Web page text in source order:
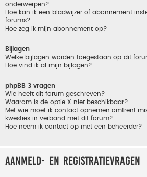
onderwerpen?
Hoe kan ik een bladwijzer of abonnement
forums?
Hoe zeg ik mijn abonnement op?
Bijlagen
Welke bijlagen worden toegestaan op dit
Hoe vind ik al mijn bijlagen?
phpBB 3 vragen
Wie heeft dit forum geschreven?
Waarom is de optie X niet beschikbaar?
Met wie moet ik contact opnemen omtrent
kwesties in verband met dit forum?
Hoe neem ik contact op met een beheerder?
Aanmeld- en registratievragen